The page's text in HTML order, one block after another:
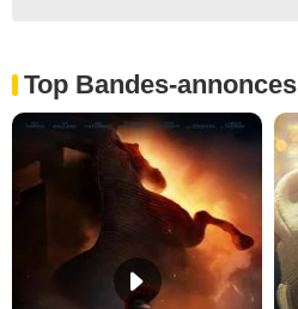
Top Bandes-annonces